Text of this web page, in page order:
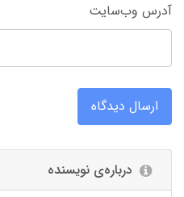
آدرس وب‌سایت
ارسال دیدگاه
درباره‌ی نویسنده